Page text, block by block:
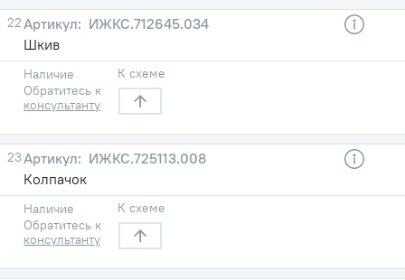
22
ИЖКС.712645.034
Шкив
Наличие
Обратитесь к
консультанту
К схеме
23
ИЖКС.725113.008
Колпачок
Наличие
Обратитесь к
консультанту
К схеме